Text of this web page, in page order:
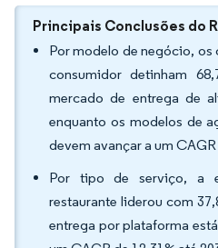
Principais Conclusões do
Por modelo de negócio, os
consumidor detinham
mercado de entrega de
enquanto os modelos de
devem avançar a um
Por tipo de serviço, a
restaurante liderou com
entrega por plataforma